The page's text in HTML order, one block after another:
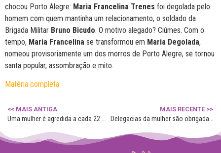
chocou Porto Alegre: Maria Francelina Trenes foi degolada pelo
homem com quem mantinha um relacionamento, o soldado da
Brigada Militar Bruno Bicudo. O motivo alegado? Ciúmes. Com o
tempo, Maria Francelina se transformou em Maria Degolada,
nomeou provisoriamente um dos morros de Porto Alegre, se tornou
santa popular, assombração e mito.
Matéria completa
<< MAIS ANTIGA MAIS RECENTE >>